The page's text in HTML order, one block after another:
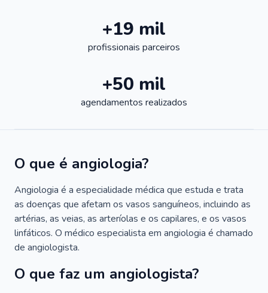
+19 mil
profissionais parceiros
+50 mil
agendamentos realizados
O que é angiologia?
Angiologia é a especialidade médica que estuda e trata
as doenças que afetam os vasos sanguíneos, incluindo as
artérias, as veias, as arteríolas e os capilares, e os vasos
linfáticos. O médico especialista em angiologia é chamado
de angiologista.
O que faz um angiologista?